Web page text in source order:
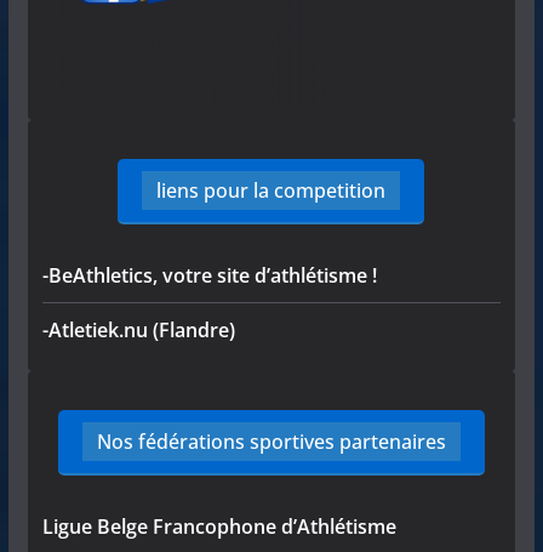
liens pour la competition
-BeAthletics, votre site d’athlétisme !
-Atletiek.nu (Flandre)
Nos fédérations sportives partenaires
Ligue Belge Francophone d’Athlétisme